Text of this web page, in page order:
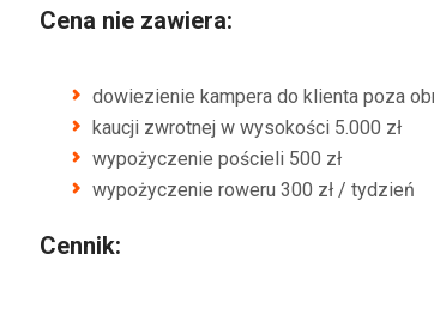
Cena nie zawiera:
dowiezienie kampera do klienta poza
kaucji zwrotnej w wysokości 5.000 zł
wypożyczenie pościeli 500 zł
wypożyczenie roweru 300 zł / tydzień
Cennik: